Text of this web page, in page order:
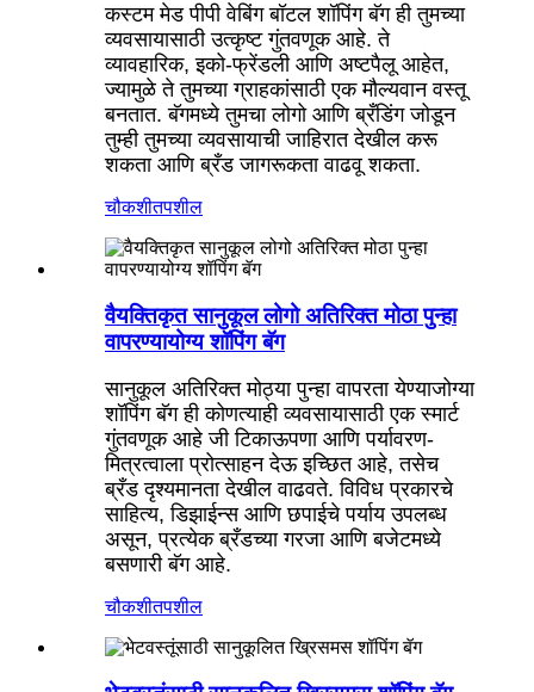
कस्टम मेड पीपी वेबिंग बॉटल शॉपिंग बॅग ही तुमच्या
व्यवसायासाठी उत्कृष्ट गुंतवणूक आहे. ते
व्यावहारिक, इको-फ्रेंडली आणि अष्टपैलू आहेत,
ज्यामुळे ते तुमच्या ग्राहकांसाठी एक मौल्यवान वस्तू
बनतात. बॅगमध्ये तुमचा लोगो आणि ब्रँडिंग जोडून
तुम्ही तुमच्या व्यवसायाची जाहिरात देखील करू
शकता आणि ब्रँड जागरूकता वाढवू शकता.
चौकशीतपशील
वैयक्तिकृत सानुकूल लोगो अतिरिक्त मोठा पुन्हा
वापरण्यायोग्य शॉपिंग बॅग
सानुकूल अतिरिक्त मोठ्या पुन्हा वापरता येण्याजोग्या
शॉपिंग बॅग ही कोणत्याही व्यवसायासाठी एक स्मार्ट
गुंतवणूक आहे जी टिकाऊपणा आणि पर्यावरण-
मित्रत्वाला प्रोत्साहन देऊ इच्छित आहे, तसेच
ब्रँड दृश्यमानता देखील वाढवते. विविध प्रकारचे
साहित्य, डिझाईन्स आणि छपाईचे पर्याय उपलब्ध
असून, प्रत्येक ब्रँडच्या गरजा आणि बजेटमध्ये
बसणारी बॅग आहे.
चौकशीतपशील